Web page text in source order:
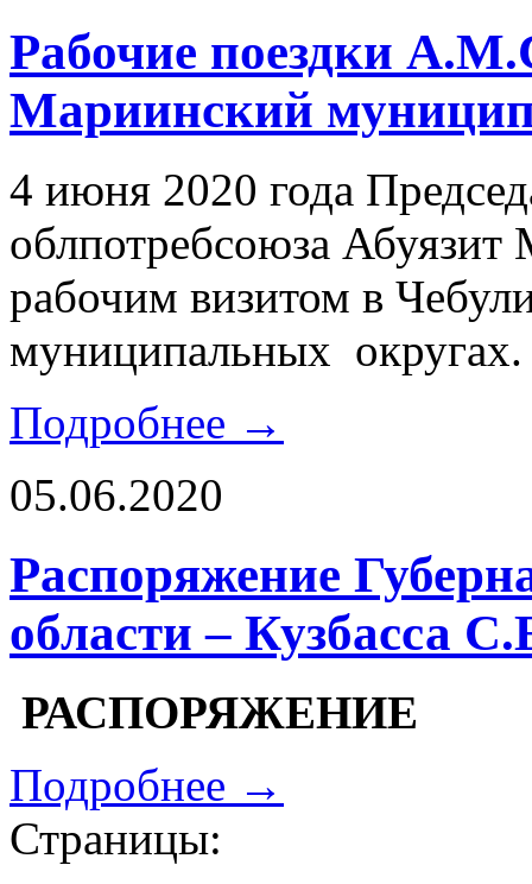
Рабочие поездки
Мариинский
4 июня 2020 года
облпотребсоюза
рабочим визитом в
муниципальных
Подробнее →
05.06.2020
Распоряжение
области – Кузбасса
РАСПОРЯЖЕНИЕ
Подробнее →
Страницы: